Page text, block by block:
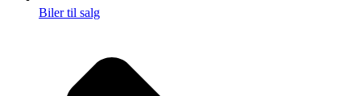
Biler til salg